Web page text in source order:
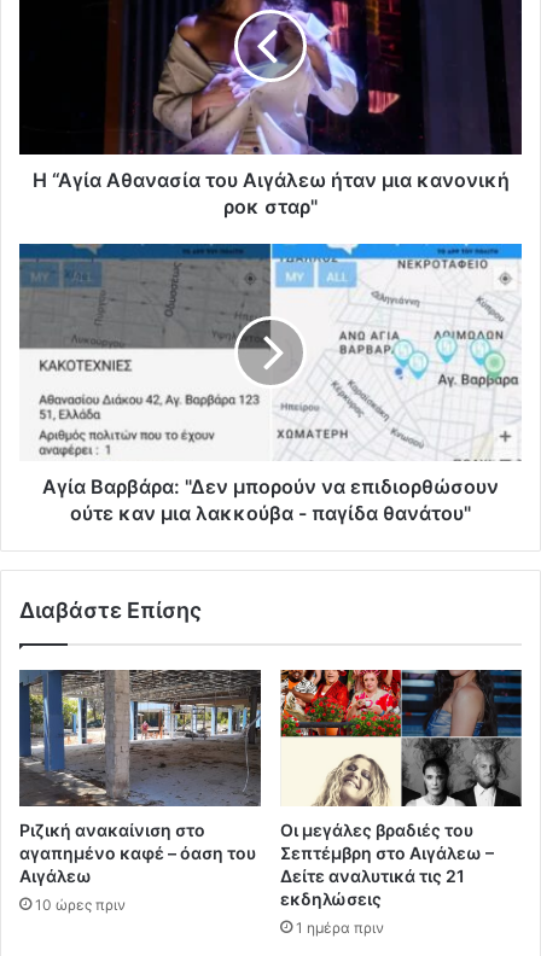
Η “Αγία Αθανασία του Αιγάλεω ήταν μια κανονική
ροκ σταρ"
Αγία Βαρβάρα: "Δεν μπορούν να επιδιορθώσουν
ούτε καν μια λακκούβα - παγίδα θανάτου"
Διαβάστε Επίσης
Ριζική ανακαίνιση στο
αγαπημένο καφέ – όαση του
Αιγάλεω
10 ώρες πριν
Οι μεγάλες βραδιές του
Σεπτέμβρη στο Αιγάλεω –
Δείτε αναλυτικά τις 21
εκδηλώσεις
1 ημέρα πριν